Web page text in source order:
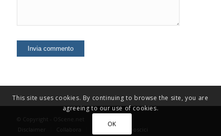
© Copyright - OScene.net
Disclaimer
Collabora Conoscici
This site uses cookies. By continuing to browse the site, you are
agreeing to our use of cookies.
OK